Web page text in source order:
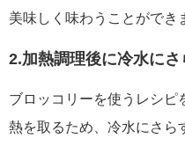
美味しく味わうことができ
2.加熱調理後に冷水にさ
ブロッコリーを使うレシピ
熱を取るため、冷水にさら